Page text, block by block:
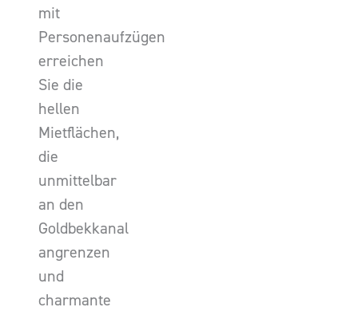
mit
Personenaufzügen
erreichen
Sie die
hellen
Mietflächen,
die
unmittelbar
an den
Goldbekkanal
angrenzen
und
charmante